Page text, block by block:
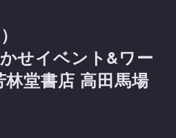
せイベント&ワー
堂書店 高田馬場